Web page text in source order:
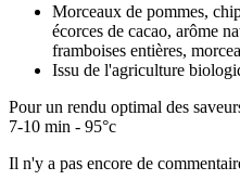
Morceaux de pommes,
écorces de cacao, arôme
framboises entières,
Issu de l'agriculture
Pour un rendu optimal des
7-10 min - 95°c
Il n'y a pas encore de